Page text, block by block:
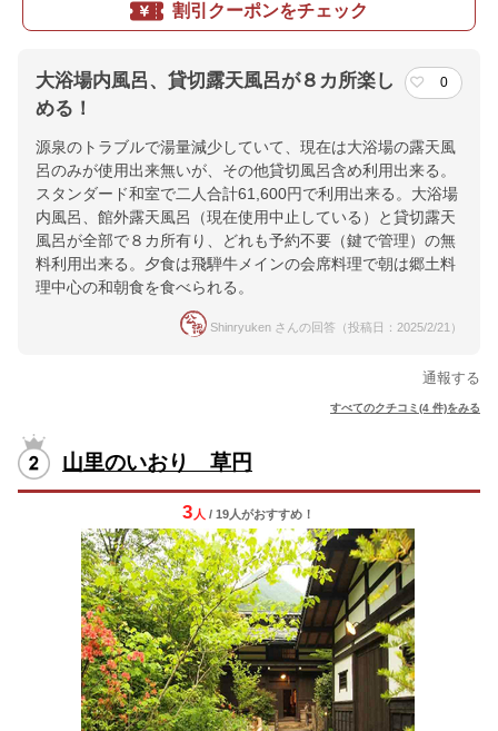
割引クーポンをチェック
大浴場内風呂、貸切露天風呂が８カ所楽し
める！
0
源泉のトラブルで湯量減少していて、現在は大浴場の露天風
呂のみが使用出来無いが、その他貸切風呂含め利用出来る。
スタンダード和室で二人合計61,600円で利用出来る。大浴場
内風呂、館外露天風呂（現在使用中止している）と貸切露天
風呂が全部で８カ所有り、どれも予約不要（鍵で管理）の無
料利用出来る。夕食は飛騨牛メインの会席料理で朝は郷土料
理中心の和朝食を食べられる。
Shinryuken さんの回答（投稿日：2025/2/21）
通報する
すべてのクチコミ(4 件)をみる
山里のいおり 草円
3 人 / 19人がおすすめ！